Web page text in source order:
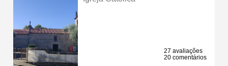
27 avaliações
20 comentários